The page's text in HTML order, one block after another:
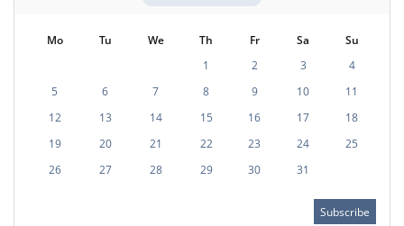
Mo Tu We Th Fr Sa
Su
1
2 3
4
5
6 7 8 9 10
11
12
13 14 15 16 17
18
19
20 21 22 23 24
25
26
27 28 29 30 31
Subscribe